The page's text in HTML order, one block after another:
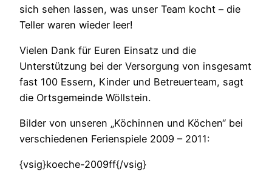
sich sehen lassen, was unser Team kocht – die
Teller waren wieder leer!
Vielen Dank für Euren Einsatz und die
Unterstützung bei der Versorgung von insgesamt
fast 100 Essern, Kinder und Betreuerteam, sagt
die Ortsgemeinde Wöllstein.
Bilder von unseren „Köchinnen und Köchen“ bei
verschiedenen Ferienspiele 2009 – 2011:
{vsig}koeche-2009ff{/vsig}